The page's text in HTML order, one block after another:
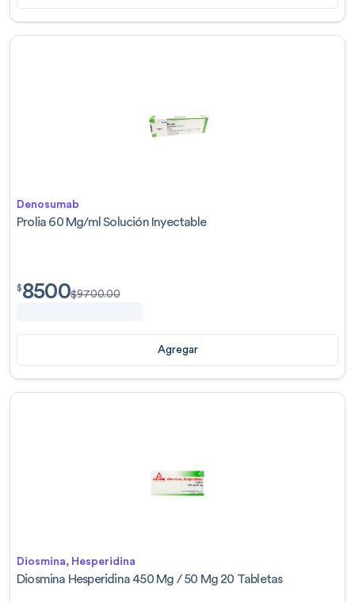
Denosumab
Prolia 60 Mg/ml Solución Inyectable
$8500.00
$8500$9700.00
Agregar
Diosmina, Hesperidina
Diosmina Hesperidina 450 Mg / 50 Mg 20 Tabletas